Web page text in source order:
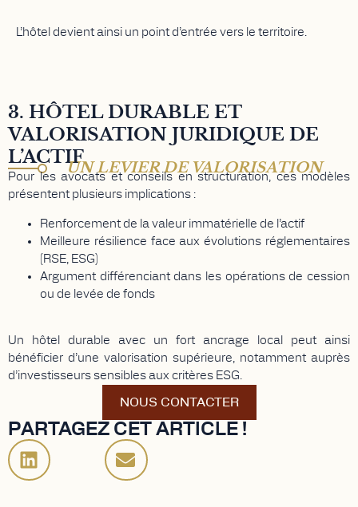
L’hôtel devient ainsi un point d’entrée vers le territoire.
3. HÔTEL DURABLE ET
VALORISATION JURIDIQUE DE
L’ACTIFUN LEVIER DE VALORISATION
Pour les avocats et conseils en structuration, ces modèles
présentent plusieurs implications :
Renforcement de la valeur immatérielle de l’actif
Meilleure résilience face aux évolutions réglementaires
(RSE, ESG)
Argument différenciant dans les opérations de cession
ou de levée de fonds
Un hôtel durable avec un fort ancrage local peut ainsi
bénéficier d’une valorisation supérieure, notamment auprès
d’investisseurs sensibles aux critères ESG.
NOUS CONTACTER
PARTAGEZ CET ARTICLE !